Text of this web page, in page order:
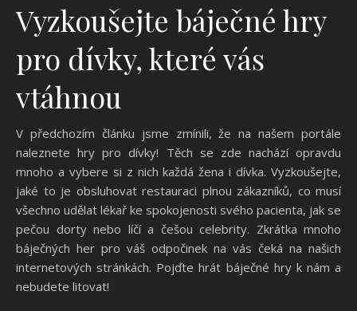
Vyzkoušejte báječné hry
pro dívky, které vás
vtáhnou
V předchozím článku jsme zmínili, že na našem portále
naleznete hry pro dívky! Těch se zde nachází opravdu
mnoho a vybere si z nich každá žena i dívka. Vyzkoušejte,
jaké to je obsluhovat restauraci plnou zákazníků, co musí
všechno udělat lékař ke spokojenosti svého pacienta, jak se
pečou dorty nebo líčí a češou celebrity. Zkrátka mnoho
báječných her pro váš odpočinek na vás čeká na našich
internetových stránkách. Pojďte hrát báječné hry k nám a
nebudete litovat!